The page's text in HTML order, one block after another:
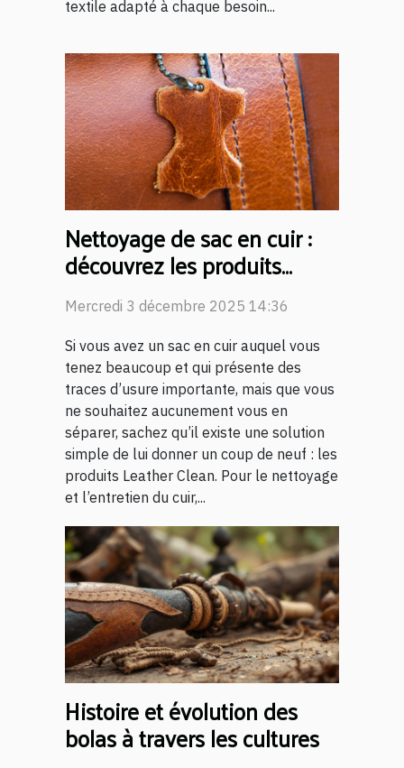
textile adapté à chaque besoin...
Nettoyage de sac en cuir :
découvrez les produits
Leather Clean !
Mercredi 3 décembre 2025 14:36
Si vous avez un sac en cuir auquel vous
tenez beaucoup et qui présente des
traces d’usure importante, mais que vous
ne souhaitez aucunement vous en
séparer, sachez qu’il existe une solution
simple de lui donner un coup de neuf : les
produits Leather Clean. Pour le nettoyage
et l’entretien du cuir,...
Histoire et évolution des
bolas à travers les cultures